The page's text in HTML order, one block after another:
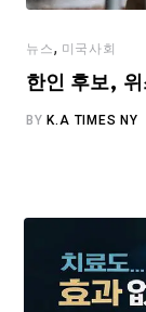
뉴스, 미국사회
한인 후보, 위
BY K.A TIMES NY